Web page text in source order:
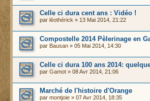
Celle ci dura cent ans : Vidéo !
par léothérick » 13 Mai 2014, 21:22
Compostelle 2014 Pèlerinage en
par Bausan » 05 Mai 2014, 14:30
Celle ci dura 100 ans 2014:
par Gamot » 08 Avr 2014, 21:06
Marché de l'histoire d'Orange
par montjoie » 07 Avr 2014, 18:35